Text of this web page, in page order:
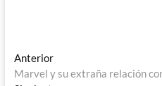
Navegación
AnteriorEntrada
anterior:
Marvel y su extraña relación